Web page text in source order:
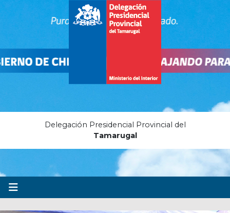
Delegación Presidencial Provincial del
Tamarugal